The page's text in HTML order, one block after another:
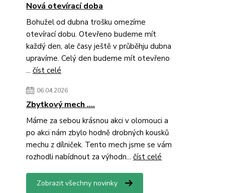
Nová otevírací doba
Bohužel od dubna trošku omezíme
otevírací dobu. Otevřeno budeme mít
každý den, ale časy ještě v průběhju dubna
upravíme. Celý den budeme mít otevřeno
... číst celé
06.04.2026
Zbytkový mech ....
Máme za sebou krásnou akci v olomouci a
po akci nám zbylo hodně drobných kousků
mechu z dílniček. Tento mech jsme se vám
rozhodli nabídnout za výhodn... číst celé
Zobrazit všechny novinky